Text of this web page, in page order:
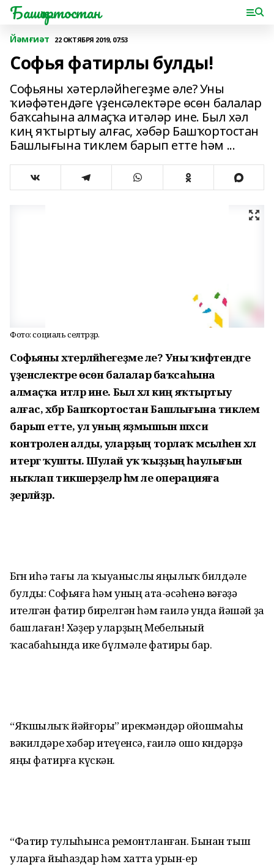
Башҡортостан
Йәмғиәт 22 ОКТЯБРЯ 2019, 07:53
Софья фатирлы булды!
Софьяны хәтерләйһегеҙме әле? Уны
ҡиәфәтендәге үҙенсәлектәре өсөн балалар
баҡсаһына алмаҫҡа итәләр ине. Был хәл
киң яҡтыртыу алғас, хәбәр Башҡортостан
Башлығына тиклем барып етте һәм ...
Фото: социаль селтәрҙәр.
Софьяны хәтерләйһегеҙме әле? Уны ҡиәфәтендәге
үҙенсәлектәре өсөн балалар баҡсаһына
алмаҫҡа итәләр ине. Был хәл киң яҡтыртыу
алғас, хәбәр Башҡортостан Башлығына тиклем
барып етте, ул уның яҙмышын шәхси
контроленә алды, уларҙың торлаҡ мәсьәләһен хәл
итергә ҡушты. Шулай уҡ ҡыҙҙың һаулығын
ныҡлап тикшерҙеләр һәм әле операцияға
әҙерләйҙәр.
Бөгөн иһә тағы ла ҡыуаныслы яңылыҡ билдәле
булды: Софьяға һәм уның ата-әсәһенә вәғәҙә
ителгән фатир бирелгән һәм ғаилә унда йәшәй ҙа
башлаған! Хәҙер уларҙың Мебельный
ҡасабаһында ике бүлмәле фатиры бар.
“Яҡшылыҡ йәйғоры” ирекмәндәр ойошмаһы
вәкилдәре хәбәр итеүенсә, ғаилә ошо көндәрҙә
яңы фатирға күскән.
“Фатир тулыһынса ремонтланған. Бынан тыш
уларға йыһаздар һәм хатта урын-ер